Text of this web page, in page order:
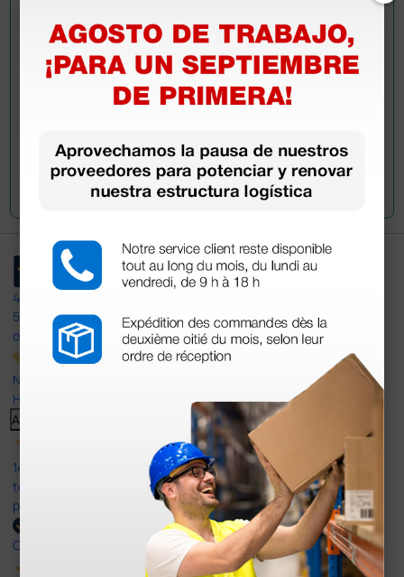
han adquirido este producto.
Envía tu pregunta
4,4
597
opiniones
Nuestras reseñas de 4 y 5 estrellas.
Haga clic aquí para leerlos todos >
Anterior
14 Jul 2026
todo correcto. podria señalar que un poco caro los portes y el
plazo de entrega se alarga.
Comprador verificado